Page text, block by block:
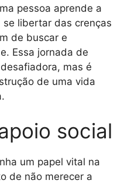
pessoa aprende a
se libertar das crenças
de buscar e
Essa jornada de
mas é
de uma vida
social
um papel vital na
de não merecer a